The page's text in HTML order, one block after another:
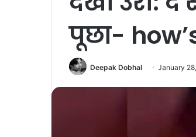
पूछा-
Deepak Dobhal January